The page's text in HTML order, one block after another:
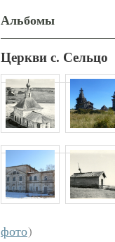
Альбомы
Церкви с. Сельцо
фото)